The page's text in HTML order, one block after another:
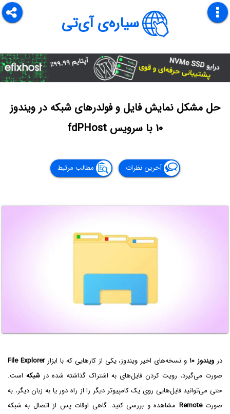
سیاره‌ی آی‌تی
حل مشکل نمایش فایل و فولدرهای شبکه در ویندوز
۱۰ با سرویس fdPHost
آخرین نظرات مطالب مرتبط
در ویندوز ۱۰ و نسخه‌های اخیر ویندوز، یکی از کارهایی که با ابزارFile Explorer
صورت می‌گیرد، رویت کردن فایل‌های به اشتراک گذاشته شده در شبکه است.
حتی می‌توانید فایل‌هایی روی یک کامپیوتر دیگر را از راه دور یا به زبان دیگر، به
صورتRemote مشاهده و بررسی کنید. گاهی اوقات پس از اتصال به شبکه